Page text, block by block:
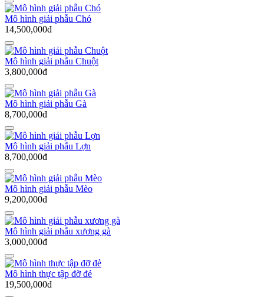
Mô hình giải phẫu Chó
14,500,000đ
Mô hình giải phẫu Chuột
3,800,000đ
Mô hình giải phẫu Gà
8,700,000đ
Mô hình giải phẫu Lợn
8,700,000đ
Mô hình giải phẫu Mèo
9,200,000đ
Mô hình giải phẫu xương gà
3,000,000đ
Mô hình thực tập đỡ đẻ
19,500,000đ